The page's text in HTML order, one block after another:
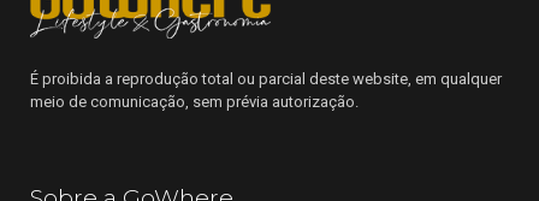
É proibida a reprodução total ou parcial deste website, em qualquer
meio de comunicação, sem prévia autorização.